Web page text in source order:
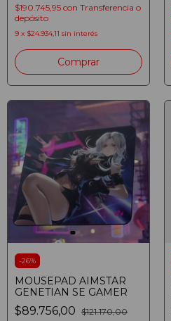
$190.745,95 con Transferencia o
depósito
9 x $24.934,11 sin interés
-26%
MOUSEPAD AIMSTAR
GENETIAN SE GAMER
$89.756,00 $121.170,00